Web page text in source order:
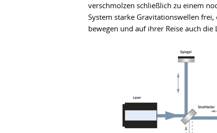
verschmolzen schließlich zu einem
System starke Gravitationswellen
bewegen und auf ihrer Reise auch